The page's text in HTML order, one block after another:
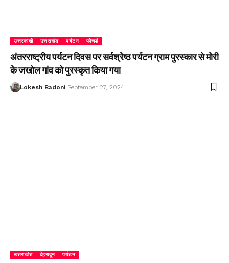
उत्तरकाशी उत्तराखंड पर्यटन फीचर्ड
अंतरराष्ट्रीय पर्यटन दिवस पर सर्वश्रेष्ठ पर्यटन ग्राम पुरस्कार से मोरी
के जखोल गांव को पुरस्कृत किया गया
Lokesh Badoni September 27, 2024
उत्तराखंड देहरादून पर्यटन